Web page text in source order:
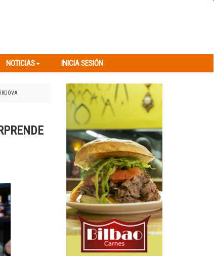
NOTICIAS INICIA SESIÓN